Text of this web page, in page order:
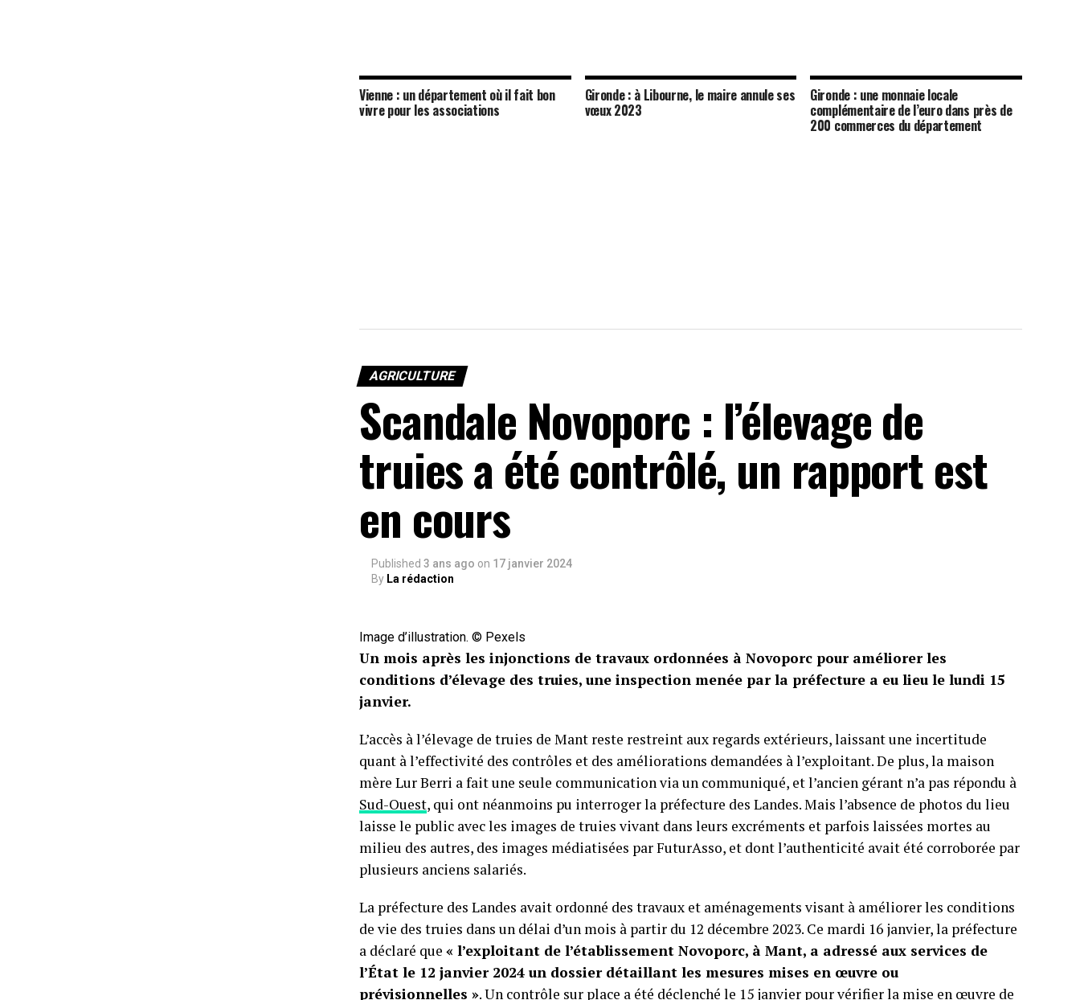
Vienne : un département où il fait bon
vivre pour les associations
Gironde : à Libourne, le maire annule ses
vœux 2023
Gironde : une monnaie locale
complémentaire de l’euro dans près de
200 commerces du département
AGRICULTURE
Scandale Novoporc : l’élevage de
truies a été contrôlé, un rapport est
en cours
Published 3 ans ago on 17 janvier 2024
By La rédaction
Image d’illustration. © Pexels
Un mois après les injonctions de travaux ordonnées à Novoporc pour améliorer les
conditions d’élevage des truies, une inspection menée par la préfecture a eu lieu le lundi 15
janvier.
L’accès à l’élevage de truies de Mant reste restreint aux regards extérieurs, laissant une incertitude
quant à l’effectivité des contrôles et des améliorations demandées à l’exploitant. De plus, la maison
mère Lur Berri a fait une seule communication via un communiqué, et l’ancien gérant n’a pas répondu à
Sud-Ouest, qui ont néanmoins pu interroger la préfecture des Landes. Mais l’absence de photos du lieu
laisse le public avec les images de truies vivant dans leurs excréments et parfois laissées mortes au
milieu des autres, des images médiatisées par FuturAsso, et dont l’authenticité avait été corroborée par
plusieurs anciens salariés.
La préfecture des Landes avait ordonné des travaux et aménagements visant à améliorer les conditions
de vie des truies dans un délai d’un mois à partir du 12 décembre 2023. Ce mardi 16 janvier, la préfecture
a déclaré que « l’exploitant de l’établissement Novoporc, à Mant, a adressé aux services de
l’État le 12 janvier 2024 un dossier détaillant les mesures mises en œuvre ou
prévisionnelles ». Un contrôle sur place a été déclenché le 15 janvier pour vérifier la mise en œuvre de